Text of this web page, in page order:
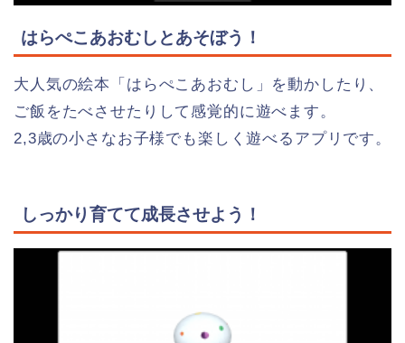
はらぺこあおむしとあそぼう！
大人気の絵本「はらぺこあおむし」を動かしたり、
ご飯をたべさせたりして感覚的に遊べます。
2,3歳の小さなお子様でも楽しく遊べるアプリです。
しっかり育てて成長させよう！